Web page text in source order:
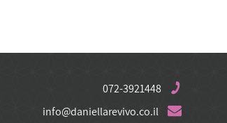
072-3921448
info@daniellarevivo.co.il